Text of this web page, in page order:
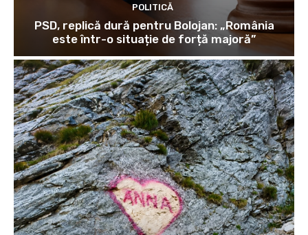
POLITICĂ
PSD, replică dură pentru Bolojan: „România
este într-o situație de forță majoră”